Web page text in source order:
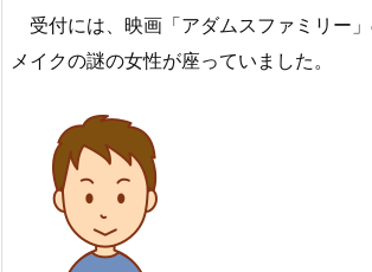
受付には、映画「アダムスファミリー
メイクの謎の女性が座っていました。